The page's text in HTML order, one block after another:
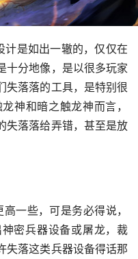
十分地像，是以很多玩家
失落落的工具，是特别很
神和暗之触龙神而言，
失落落给弄错，甚至是放
密兵器设备或屠龙，裁
失落这类兵器设备得话那